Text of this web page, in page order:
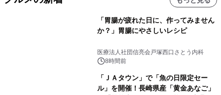
「胃腸が疲れた日に、作ってみません
か？」胃腸にやさしいレシピ
医療法人社団信亮会戸塚西口さとう内科
8時間前
「ＪＡタウン」で「魚の日限定セー
ル」を開催！長崎県産「黄金あなご」